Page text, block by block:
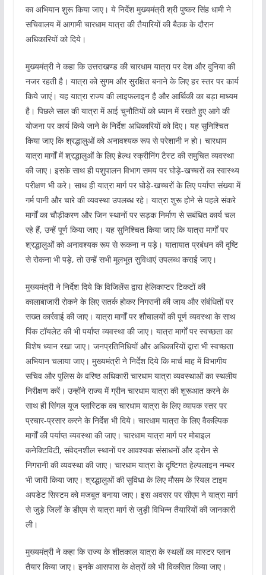
का अभियान शुरू किया जाए। ये निर्देश मुख्यमंत्री श्री पुष्कर सिंह धामी ने
सचिवालय में आगामी चारधाम यात्रा की तैयारियों की बैठक के दौरान
अधिकारियों को दिये।
मुख्यमंत्री ने कहा कि उत्तराखण्ड की चारधाम यात्रा पर देश और दुनिया की
नजर रहती है। यात्रा को सुगम और सुरक्षित बनाने के लिए हर स्तर पर कार्य
किये जाएं। यह यात्रा राज्य की लाइफलाइन है और आर्थिकी का बड़ा माध्यम
है। पिछले साल की यात्रा में आई चुनौतियों को ध्यान में रखते हुए आगे की
योजना पर कार्य किये जाने के निर्देश अधिकारियों को दिए। यह सुनिश्चित
किया जाए कि श्रद्धालुओं को अनावश्यक रूप से परेशानी न हो। चारधाम
यात्रा मार्गों में श्रद्धालुओं के लिए हेल्थ स्क्रीनिंग टैस्ट की समुचित व्यवस्था
की जाए। इसके साथ ही पशुपालन विभाग समय पर घोड़े-खच्चरों का स्वास्थ्य
परीक्षण भी करे। साथ ही यात्रा मार्ग पर घोड़े-खच्चरों के लिए पर्याप्त संख्या में
गर्म पानी और चारे की व्यवस्था उपलब्ध रहे। यात्रा शुरू होने से पहले संकरे
मार्गों का चौड़ीकरण और जिन स्थानों पर सड़क निर्माण से सबंधित कार्य चल
रहे हैं, उन्हें पूर्ण किया जाए। यह सुनिश्चित किया जाए कि यात्रा मार्गों पर
श्रद्धालुओं को अनावश्यक रूप से रूकना न पड़े। यातायात प्रबंधन की दृष्टि
से रोकना भी पड़े, तो उन्हें सभी मूलभूत सुविधाएं उपलब्ध कराई जाए।
मुख्यमंत्री ने निर्देश दिये कि विजिलेंस द्वारा हेलिकाप्टर टिकटों की
कालाबाजारी रोकने के लिए सतर्क होकर निगरानी की जाय और संबंधितों पर
सख्त कार्रवाई की जाए। यात्रा मार्गों पर शौचालयों की पूर्ण व्यवस्था के साथ
पिंक टॉयलेट की भी पर्याप्त व्यवस्था की जाए। यात्रा मार्गों पर स्वच्छता का
विशेष ध्यान रखा जाए। जनप्रतिनिधियों और अधिकारियों द्वारा भी स्वच्छता
अभियान चलाया जाए। मुख्यमंत्री ने निर्देश दिये कि मार्च माह में विभागीय
सचिव और पुलिस के वरिष्ठ अधिकारी चारधाम यात्रा व्यवस्थाओं का स्थलीय
निरीक्षण करें। उन्होंने राज्य में ग्रीन चारधाम यात्रा की शुरूआत करने के
साथ ही सिंगल यूज प्लास्टिक का चारधाम यात्रा के लिए व्यापक स्तर पर
प्रचार-प्रसार करने के निर्देश भी दिये। चारधाम यात्रा के लिए वैकल्पिक
मार्गों की पर्याप्त व्यवस्था की जाए। चारधाम यात्रा मार्ग पर मोबाइल
कनेक्टिविटी, संवेदनशील स्थानों पर आवश्यक संसाधनों और ड्रोन से
निगरानी की व्यवस्था की जाए। चारधाम यात्रा के दृष्टिगत हेल्पलाइन नम्बर
भी जारी किया जाए। श्रद्धालुओं की सुविधा के लिए मौसम के रियल टाइम
अपडेट सिस्टम को मजबूत बनाया जाए। इस अवसर पर सीएम ने यात्रा मार्ग
से जुड़े जिलों के डीएम से यात्रा मार्ग से जुड़ी विभिन्न तैयारियों की जानकारी
ली।
मुख्यमंत्री ने कहा कि राज्य के शीतकाल यात्रा के स्थलों का मास्टर प्लान
तैयार किया जाए। इनके आसपास के क्षेत्रों को भी विकसित किया जाए।